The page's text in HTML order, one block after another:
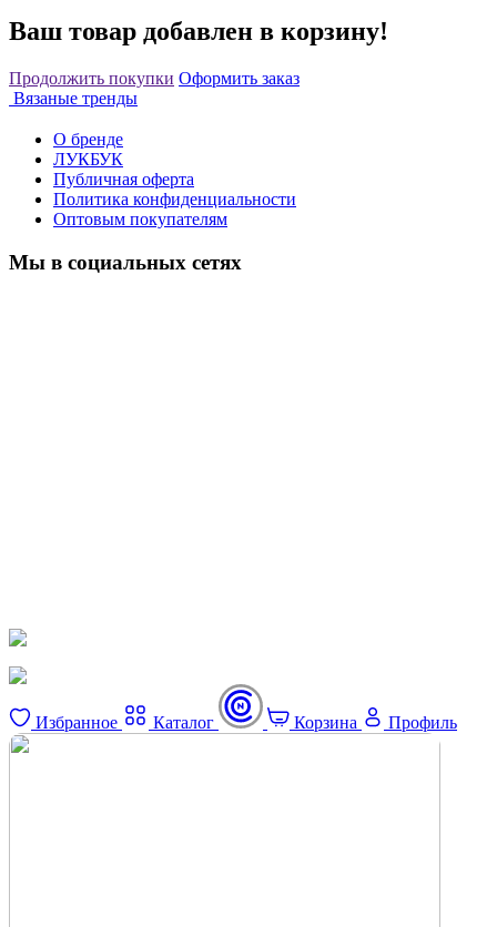
Ваш товар добавлен в корзину!
Продолжить покупки Оформить заказ
Вязаные тренды
О бренде
ЛУКБУК
Публичная оферта
Политика конфиденциальности
Оптовым покупателям
Мы в социальных сетях
Избранное Каталог Корзина Профиль